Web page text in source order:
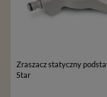
Zraszacz statyczny
Star